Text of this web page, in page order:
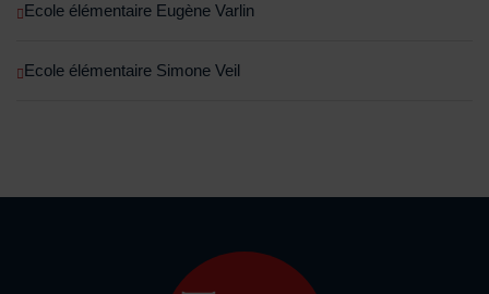
Ecole élémentaire Eugène Varlin
Ecole élémentaire Simone Veil